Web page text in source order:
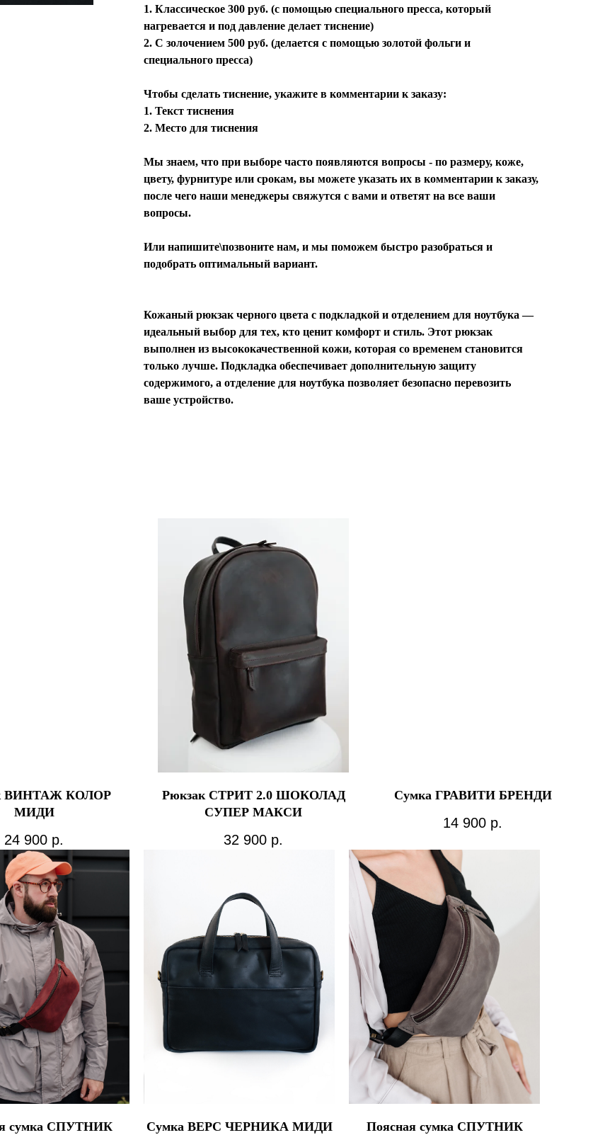
1. Классическое 300 руб. (с помощью специального пресса, который
нагревается и под давление делает тиснение)
2. С золочением 500 руб. (делается с помощью золотой фольги и
специального пресса)
Чтобы сделать тиснение, укажите в комментарии к заказу:
1. Текст тиснения
2. Место для тиснения
Мы знаем, что при выборе часто появляются вопросы - по размеру, коже,
цвету, фурнитуре или срокам, вы можете указать их в комментарии к заказу,
после чего наши менеджеры свяжутся с вами и ответят на все ваши
вопросы.
Или напишите\позвоните нам, и мы поможем быстро разобраться и
подобрать оптимальный вариант.
Кожаный рюкзак черного цвета с подкладкой и отделением для ноутбука —
идеальный выбор для тех, кто ценит комфорт и стиль. Этот рюкзак
выполнен из высококачественной кожи, которая со временем становится
только лучше. Подкладка обеспечивает дополнительную защиту
содержимого, а отделение для ноутбука позволяет безопасно перевозить
ваше устройство.
ВИНТАЖ КОЛОР
МИДИ
24 900 р.
Рюкзак СТРИТ 2.0 ШОКОЛАД
СУПЕР МАКСИ
32 900 р.
Сумка ГРАВИТИ БРЕНДИ
14 900 р.
сумка СПУТНИК
Сумка ВЕРС ЧЕРНИКА МИДИ
Поясная сумка СПУТНИК